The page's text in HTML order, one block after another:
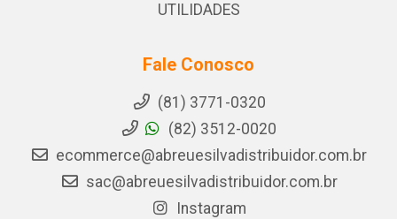
UTILIDADES
Fale Conosco
(81) 3771-0320
(82) 3512-0020
ecommerce@abreuesilvadistribuidor.com.br
sac@abreuesilvadistribuidor.com.br
Instagram